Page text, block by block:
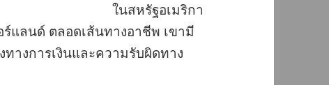
ในสหรัฐอเมริกา
แลนด์ ตลอดเส้นทางอาชีพ เขามี
างการเงินและความรับผิดทาง